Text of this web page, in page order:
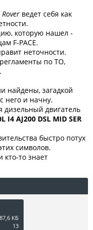
ведет себя как
которую нашел -
F-PACE.
неточности.
по ТО,
найдены, загадкой
него и начну.
дизельный двигатель
I4 AJ200 DSL MID SER
быстро потух
символов.
кто-то знает
КБ
13